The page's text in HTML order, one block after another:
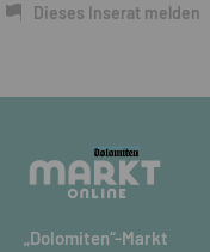
Dieses Inserat melden
„Dolomiten“-Markt